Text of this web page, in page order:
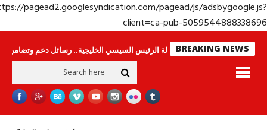
https://pagead2.googlesyndication.com/pagead/js/
client=ca-pub-
BREAKING NEWS
ينامون جولة الرئيس السيسي الخليجية.. رسائل دعم وتضامن للأشقاء